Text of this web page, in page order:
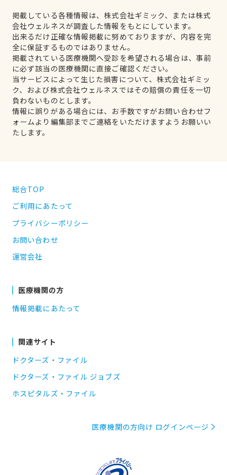
掲載している各種情報は、株式会社ギミック、または株式
会社ウェルネスが調査した情報をもとにしています。
出来るだけ正確な情報掲載に努めておりますが、内容を完
全に保証するものではありません。
掲載されている医療機関へ受診を希望される場合は、事前
に必ず該当の医療機関に直接ご確認ください。
当サービスによって生じた損害について、株式会社ギミッ
ク、および株式会社ウェルネスではその賠償の責任を一切
負わないものとします。
情報に誤りがある場合には、お手数ですがお問い合わせフ
ォームより編集部までご連絡をいただけますようお願いい
たします。
総合TOP
ご利用にあたって
プライバシーポリシー
お問い合わせ
運営会社
医療機関の方
情報掲載にあたって
関連サイト
ドクターズ・ファイル
ドクターズ・ファイル ジョブズ
ホスピタルズ・ファイル
医療機関の方向け ログインページ